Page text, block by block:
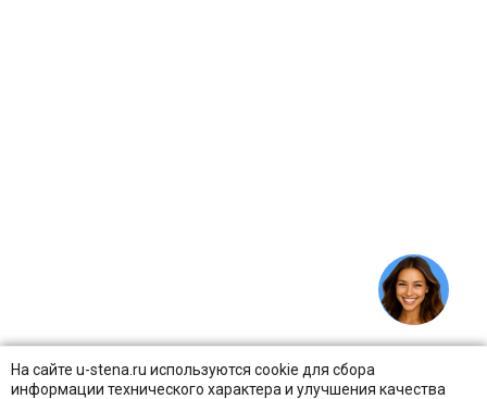
На сайте u-stena.ru используются cookie для сбора
информации технического характера и улучшения качества